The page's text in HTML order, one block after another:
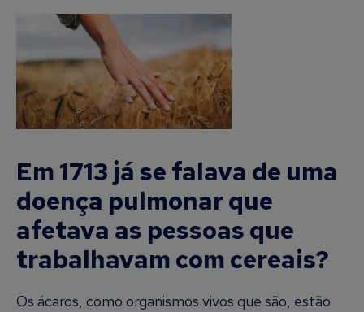
Em 1713 já se falava de uma
doença pulmonar que
afetava as pessoas que
trabalhavam com cereais?
Os ácaros, como organismos vivos que são, estão